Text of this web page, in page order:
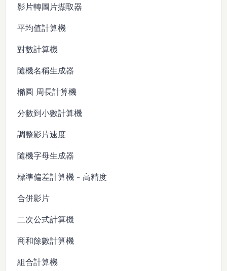
影片轉圖片擷取器
平均值計算機
對數計算機
隨機名稱生成器
橢圓 周長計算機
分數到小數計算機
調整影片速度
隨機字母生成器
標準偏差計算機 - 高精度
合併影片
二次公式計算機
商和餘數計算機
組合計算機